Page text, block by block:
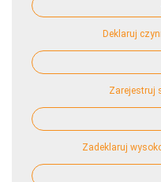
Deklaruj
Zarejestruj
Zadeklaruj